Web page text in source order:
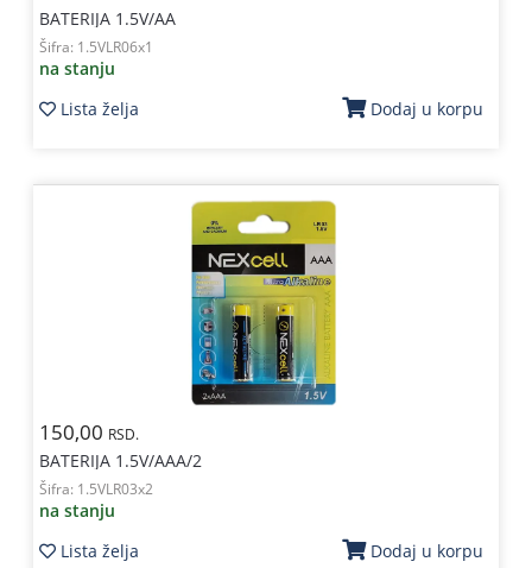
BATERIJA 1.5V/AA
Šifra: 1.5VLR06x1
na stanju
Lista želja
Dodaj u korpu
150,00 RSD.
BATERIJA 1.5V/AAA/2
Šifra: 1.5VLR03x2
na stanju
Lista želja
Dodaj u korpu